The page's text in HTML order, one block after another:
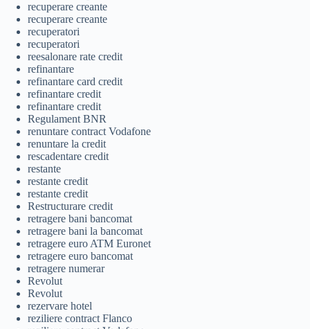
recuperare creante
recuperare creante
recuperatori
recuperatori
reesalonare rate credit
refinantare
refinantare card credit
refinantare credit
refinantare credit
Regulament BNR
renuntare contract Vodafone
renuntare la credit
rescadentare credit
restante
restante credit
restante credit
Restructurare credit
retragere bani bancomat
retragere bani la bancomat
retragere euro ATM Euronet
retragere euro bancomat
retragere numerar
Revolut
Revolut
rezervare hotel
reziliere contract Flanco